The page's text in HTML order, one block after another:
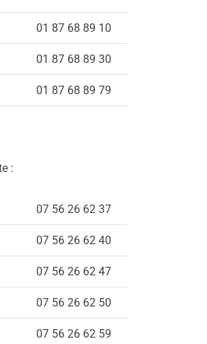
01 87 68 89 10
01 87 68 89 30
01 87 68 89 79
:
07 56 26 62 37
07 56 26 62 40
07 56 26 62 47
07 56 26 62 50
07 56 26 62 59